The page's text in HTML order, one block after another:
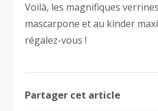
Voilà, les magnifiques
mascarpone et au kinder
régalez-vous !
Partager cet article